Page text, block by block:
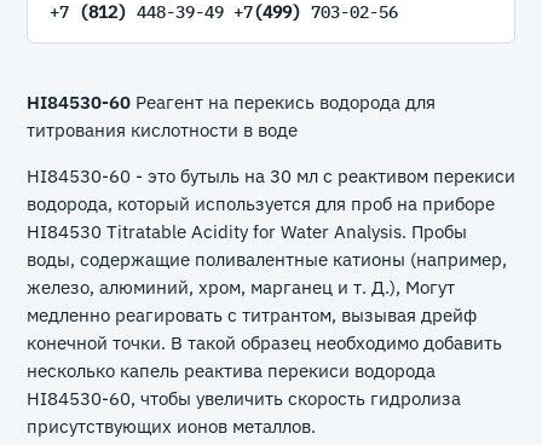
+7 (812) 448-39-49 +7(499) 703-02-56
HI84530-60 Реагент на перекись водорода для
титрования кислотности в воде
HI84530-60 - это бутыль на 30 мл с реактивом перекиси
водорода, который используется для проб на приборе
HI84530 Titratable Acidity for Water Analysis. Пробы
воды, содержащие поливалентные катионы (например,
железо, алюминий, хром, марганец и т. Д.), Могут
медленно реагировать с титрантом, вызывая дрейф
конечной точки. В такой образец необходимо добавить
несколько капель реактива перекиси водорода
HI84530-60, чтобы увеличить скорость гидролиза
присутствующих ионов металлов.